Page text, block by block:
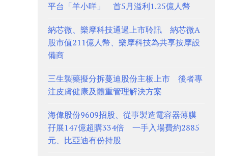
平台「羊小咩」 首5月溢利1.25億人幣
納芯微、樂摩科技通過上市聆訊 納芯微A
股市值211億人幣、樂摩科技為共享按摩設
備商
三生製藥擬分拆蔓迪股份主板上市 後者專
注皮膚健康及體重管理解決方案
海偉股份9609招股、從事製造電容器薄膜
孖展147億超購334倍 一手入場費約2885
元、比亞迪有份持股